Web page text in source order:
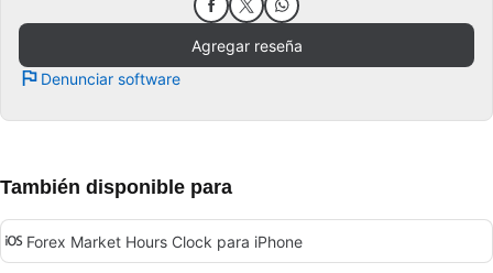
Agregar reseña
Denunciar software
También disponible para
Forex Market Hours Clock para iPhone